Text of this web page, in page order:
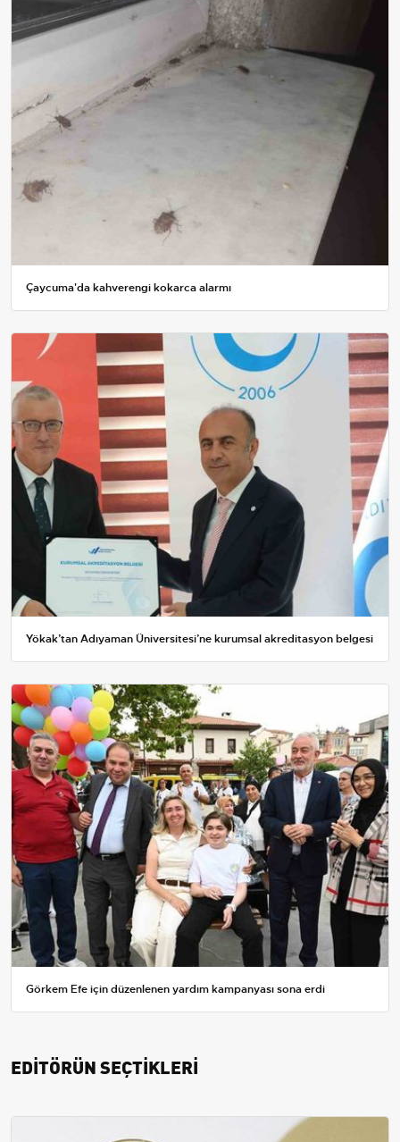
Çaycuma'da kahverengi kokarca alarmı
Yökak’tan Adıyaman Üniversitesi’ne kurumsal akreditasyon belgesi
Görkem Efe için düzenlenen yardım kampanyası sona erdi
EDİTÖRÜN SEÇTİKLERİ